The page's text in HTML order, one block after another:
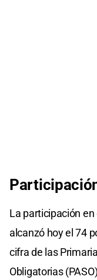
La participación
alcanzó hoy el 74
cifra de las
Obligatorias